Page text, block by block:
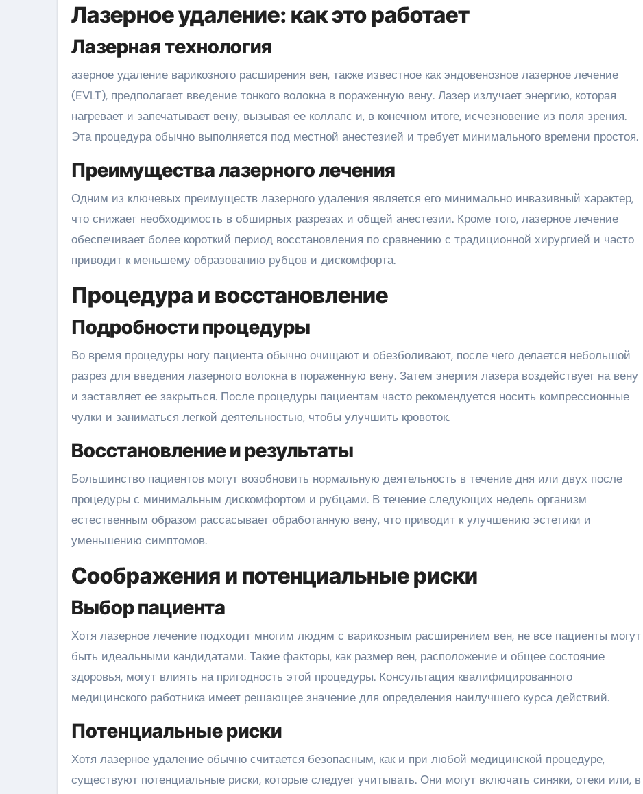
Лазерное удаление: как это работает
Лазерная технология
азерное удаление варикозного расширения вен, также известное как эндовенозное лазерное лечение
(EVLT), предполагает введение тонкого волокна в пораженную вену. Лазер излучает энергию, которая
нагревает и запечатывает вену, вызывая ее коллапс и, в конечном итоге, исчезновение из поля зрения.
Эта процедура обычно выполняется под местной анестезией и требует минимального времени простоя.
Преимущества лазерного лечения
Одним из ключевых преимуществ лазерного удаления является его минимально инвазивный характер,
что снижает необходимость в обширных разрезах и общей анестезии. Кроме того, лазерное лечение
обеспечивает более короткий период восстановления по сравнению с традиционной хирургией и часто
приводит к меньшему образованию рубцов и дискомфорта.
Процедура и восстановление
Подробности процедуры
Во время процедуры ногу пациента обычно очищают и обезболивают, после чего делается небольшой
разрез для введения лазерного волокна в пораженную вену. Затем энергия лазера воздействует на вену
и заставляет ее закрыться. После процедуры пациентам часто рекомендуется носить компрессионные
чулки и заниматься легкой деятельностью, чтобы улучшить кровоток.
Восстановление и результаты
Большинство пациентов могут возобновить нормальную деятельность в течение дня или двух после
процедуры с минимальным дискомфортом и рубцами. В течение следующих недель организм
естественным образом рассасывает обработанную вену, что приводит к улучшению эстетики и
уменьшению симптомов.
Соображения и потенциальные риски
Выбор пациента
Хотя лазерное лечение подходит многим людям с варикозным расширением вен, не все пациенты могут
быть идеальными кандидатами. Такие факторы, как размер вен, расположение и общее состояние
здоровья, могут влиять на пригодность этой процедуры. Консультация квалифицированного
медицинского работника имеет решающее значение для определения наилучшего курса действий.
Потенциальные риски
Хотя лазерное удаление обычно считается безопасным, как и при любой медицинской процедуре,
существуют потенциальные риски, которые следует учитывать. Они могут включать синяки, отеки или, в